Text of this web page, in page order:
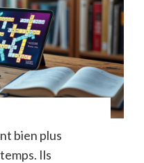
bien plus
Ils